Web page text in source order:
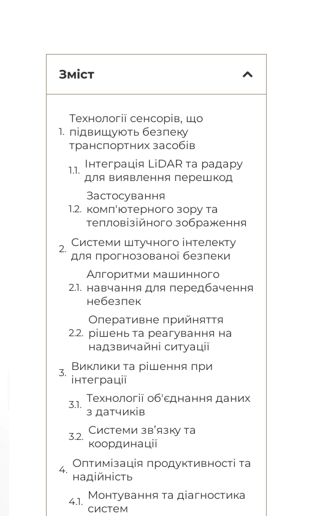
Зміст
Технології сенсорів, що
підвищують безпеку
транспортних засобів
Інтеграція LiDAR та радару
для виявлення перешкод
Застосування
комп'ютерного зору та
тепловізійного зображення
Системи штучного інтелекту
для прогнозованої безпеки
Алгоритми машинного
навчання для передбачення
небезпек
Оперативне прийняття
рішень та реагування на
надзвичайні ситуації
Виклики та рішення при
інтеграції
Технології об'єднання даних
з датчиків
Системи зв’язку та
координації
Оптимізація продуктивності та
надійність
Монтування та діагностика
систем